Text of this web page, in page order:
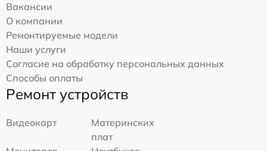
Вакансии
О компании
Ремонтируемые модели
Наши услуги
Согласие на обработку персональных данных
Способы оплаты
Ремонт устройств
Видеокарт
Материнских
плат